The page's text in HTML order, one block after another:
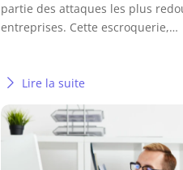
partie des attaques les plus
entreprises. Cette escroquerie,…
Lire la suite